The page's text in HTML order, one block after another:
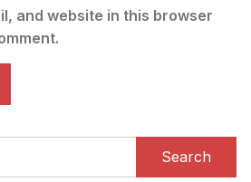
and website in this browser
Search